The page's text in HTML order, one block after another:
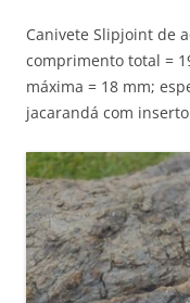
Canivete Slipjoint de
comprimento total =
máxima = 18 mm;
jacarandá com